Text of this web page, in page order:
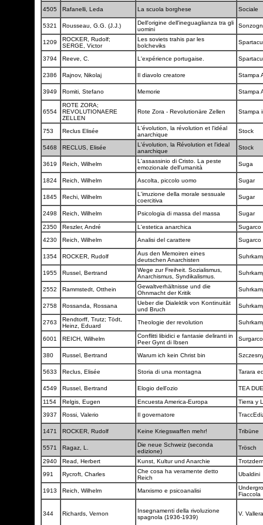
4505 Rafanelli, Leda La scuola borghese Sociale
5321 Rousseau, G.G. (J.J.)
Dell'origine dell'ineguaglianza tra gli
uomini
1209
ROCKER, Rudolf;
SERGE, Victor
Les soviets trahis par les
bolcheviks
3794 Reeve, C. L'expérience portugaise.
2386 Rajnov, Nikolaj Il diavolo creatore Stampa
3949 Romiti, Stefano Memorie Stampa
6554
ROTE ZORA;
REVOLUTIONAERE
ZELLEN
Rote Zora - Revolutionäre Zellen Stampa
753 Reclus Elisée
L'évolution, la révolution et l'idéal
anarchique
Stock
5468 RECLUS, Elisée
L'évolution, la Révolution et l'ideal
anarchique
Stock
3619 Reich, Wilhelm
L'assassinio di Cristo. La peste
emozionale dell'umanità
Suga
1824 Reich, Wilhelm Ascolta, piccolo uomo Sugar
1845 Rechi, Wilhelm
L'irruzione della morale sessuale
coercitiva
Sugar
2498 Reich, Wilhelm Psicologia di massa del massa Sugar
2350 Reszler, André L'estetica anarchica
Sugarco
4230
Reich, Wilhelm Analisi del carattere Sugarco
1354 ROCKER, Rudolf
Aus den Memoiren eines
deutschen Anarchisten
1955 Russel, Bertrand
Wege zur Freiheit. Sozialismus,
Anarchismus, Syndikalismus.
2552 Rammstedt, Otthein
Gewaltverhältnisse und die
Ohnmacht der Kritik
2758 Rossanda, Rossana
Ueber die Dialektik von Kontinuität
und Bruch
2763
Rendtorff, Trutz; Tödt,
Heinz, Eduard
Theologie der revolution
6001 REICH, Wilhelm
Conflitti libidici e fantasie deliranti in
Peer Gynt di Ibsen
380 Russel, Bertrand Warum ich kein Christ bin
5633 Reclus, Elisée Storia di una montagna Tarara
4549 Russel, Bertrand Elogio dell'ozio TEA
1154 Relgis, Eugen Encuesta America-Europa
Tierra y
3937
Rossi, Valerio Il governatore
1471 ROCKER, Rudolf Keine Kriegswaffen mehr! Tribüne
5571 Ragaz, L.
Die neue Schweiz (seconda
edizione)
Trösch
2940 Read, Herbert Kunst, Kultur und Anarchie
991
Rycroft, Charles
Che cosa ha veramente detto
Reich
Ubaldini
1913 Reich, Wilhelm Marxismo e psicoanalisi
Fiaccola
344 Richards, Vernon
Insegnamenti della rivoluzione
spagnola (1936-1939)
V.